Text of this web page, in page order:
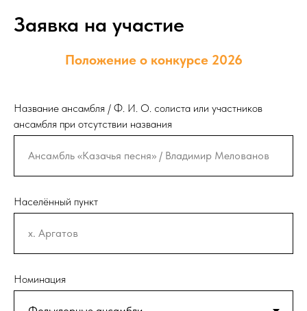
Заявка на участие
Положение о конкурсе 2026
Название ансамбля / Ф. И. О. солиста или участников
ансамбля при отсутствии названия
Населённый пункт
Номинация